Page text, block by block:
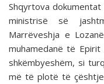
Shqyrtova
ministrisë së
Marrëveshja e
muhamedanë të
shkëmbyeshëm, si
më të plotë të